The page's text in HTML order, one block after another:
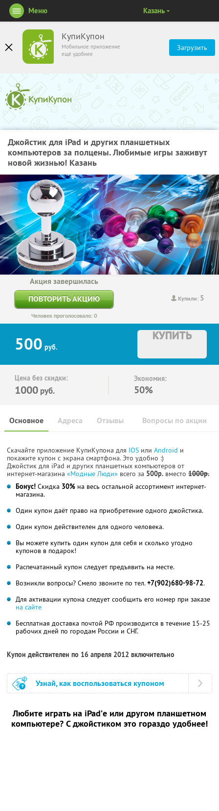
КупиКупон
Мобильное приложение
ещё удобнее
Загрузить
Меню Казань
Джойстик для iPad и других планшетных
компьютеров за полцены. Любимые игры заживут
новой жизнью! Казань
Купили: 5
Акция завершилась
ПОВТОРИТЬ АКЦИЮ
Человек проголосовало: 0
500 руб.
КУПИТЬ
Цена без скидки:
1000 руб.
Экономия:
50%
Основное Отзывы Вопросы по акции
Адреса
Скачайте приложение КупиКупона для IOS или Android и
покажите купон с экрана смартфона. Это удобно :)
Джойстик для iPad и других планшетных компьютеров от
интернет-магазина «Модные Люди» всего за 500р. вместо 1000р.
Бонус! Скидка 30% на весь остальной ассортимент интернет-
магазина.
Один купон даёт право на приобретение одного джойстика.
Один купон действителен для одного человека.
Вы можете купить один купон для себя и сколько угодно
купонов в подарок!
Распечатанный купон следует предъявить на месте.
Возникли вопросы? Смело звоните по тел.+7(902)680-98-72.
Для активации купона следует сообщить его номер при заказе
на сайте
Бесплатная доставка почтой РФ производится в течение 15-25
рабочих дней по городам России и СНГ.
Купон действителен по 16 апреля 2012 включительно
Узнай, как воспользоваться купоном
Любите играть на iPad’е или другом планшетном
компьютере? С джойстиком это гораздо удобнее!